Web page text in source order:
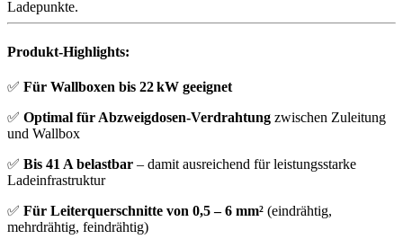
Ladepunkte.
Produkt-Highlights:
✅ Für Wallboxen bis 22 kW geeignet
✅ Optimal für Abzweigdosen-Verdrahtung zwischen Zuleitung
und Wallbox
✅ Bis 41 A belastbar – damit ausreichend für leistungsstarke
Ladeinfrastruktur
✅ Für Leiterquerschnitte von 0,5 – 6 mm² (eindrähtig,
mehrdrähtig, feindrähtig)